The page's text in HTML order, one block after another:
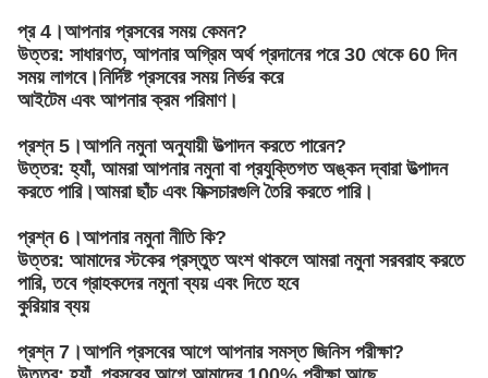
প্র 4।আপনার প্রসবের সময় কেমন?
উত্তর: সাধারণত, আপনার অগ্রিম অর্থ প্রদানের পরে 30 থেকে 60 দিন
সময় লাগবে।নির্দিষ্ট প্রসবের সময় নির্ভর করে
আইটেম এবং আপনার ক্রম পরিমাণ।
প্রশ্ন 5।আপনি নমুনা অনুযায়ী উত্পাদন করতে পারেন?
উত্তর: হ্যাঁ, আমরা আপনার নমুনা বা প্রযুক্তিগত অঙ্কন দ্বারা উত্পাদন
করতে পারি।আমরা ছাঁচ এবং ফিক্সচারগুলি তৈরি করতে পারি।
প্রশ্ন 6।আপনার নমুনা নীতি কি?
উত্তর: আমাদের স্টকের প্রস্তুত অংশ থাকলে আমরা নমুনা সরবরাহ করতে
পারি, তবে গ্রাহকদের নমুনা ব্যয় এবং দিতে হবে
কুরিয়ার ব্যয়
প্রশ্ন 7।আপনি প্রসবের আগে আপনার সমস্ত জিনিস পরীক্ষা?